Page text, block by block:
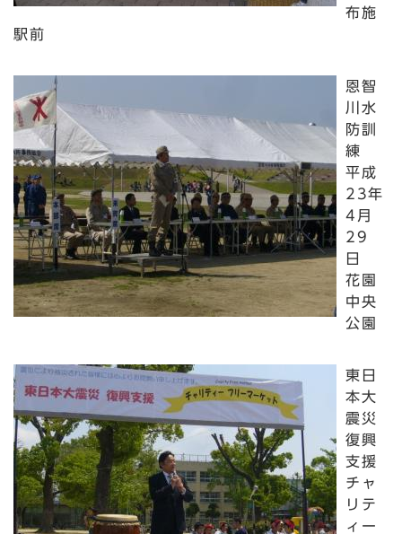
布施
駅前
恩智
川水
防訓
練
平成
23年
4月
29
日
花園
中央
公園
東日
本大
震災
復興
支援
チャ
リテ
ィー